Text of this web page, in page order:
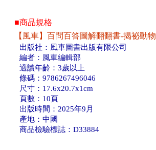
■商品規格
【風車】百問百答圖解翻翻書-揭祕動物
出版社：風車圖書出版有限公司
編者：風車編輯部
適讀年齡：3歲以上
條碼：9786267496046
尺寸：17.6x20.7x1cm
頁數：10頁
出版時間：2025年9月
產地：中國
商品檢驗標誌：D33884